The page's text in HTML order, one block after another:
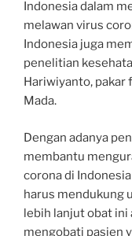
Indonesia dalam
melawan virus
Indonesia juga
penelitian
Hariwiyanto, pakar
Mada.
Dengan adanya
membantu
corona di
harus mendukung
lebih lanjut obat ini
mengobati pasien